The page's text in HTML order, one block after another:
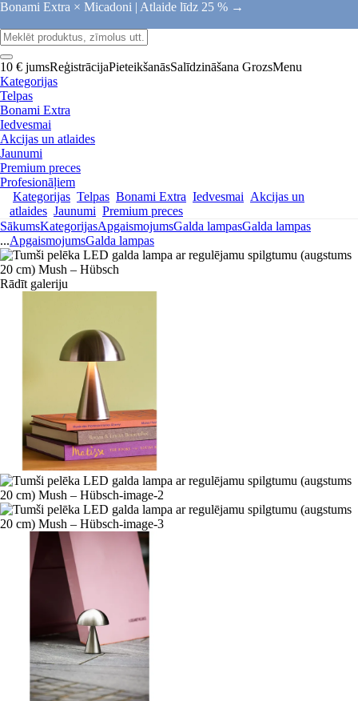
Bonami Extra × Micadoni | Atlaide līdz 25 % →
10 € jumsReģistrācijaPieteikšanāsSalīdzināšana GrozsMenu
Kategorijas
Telpas
Bonami Extra
Iedvesmai
Akcijas un atlaides
Jaunumi
Premium preces
Profesionāļiem
Kategorijas Telpas Bonami Extra Iedvesmai Akcijas un
atlaides Jaunumi Premium preces
SākumsKategorijasApgaismojumsGalda lampasGalda lampas
...ApgaismojumsGalda lampas
Rādīt galeriju